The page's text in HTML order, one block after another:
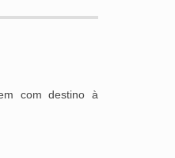
com destino à